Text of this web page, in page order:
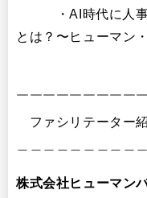
・AI時代に人事・
とは？〜ヒューマン
￣￣￣￣￣￣￣￣￣
ファシリテーター
株式会社ヒューマン